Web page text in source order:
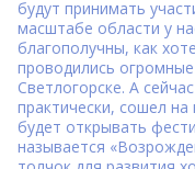
будут принимать
масштабе области у
благополучны, как
проводились
Светлогорске. А
практически, сошел
будет открывать
называется